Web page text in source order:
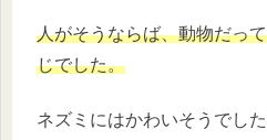
人がそうならば、動物だっ
じでした。
ネズミにはかわいそうでし